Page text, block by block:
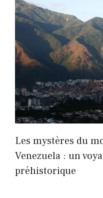
Les mystères du
Venezuela : un
préhistorique